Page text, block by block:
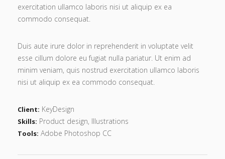
exercitation ullamco laboris nisi ut aliquip ex ea
commodo consequat.
Duis aute irure dolor in reprehenderit in voluptate velit
esse cillum dolore eu fugiat nulla pariatur. Ut enim ad
minim veniam, quis nostrud exercitation ullamco laboris
nisi ut aliquip ex ea commodo consequat.
Client: KeyDesign
Skills: Product design, Illustrations
Tools: Adobe Photoshop CC